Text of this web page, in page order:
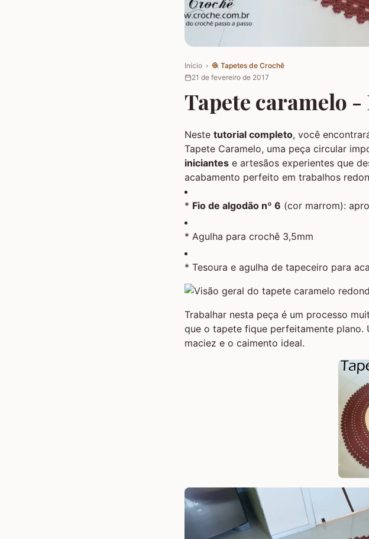
Início › 🧶 Tapetes de Crochê
21 de fevereiro de 2017
Tapete caramelo -
Neste tutorial completo, você
Tapete Caramelo, uma peça circular
iniciantes e artesãos experientes que
acabamento perfeito em trabalhos
* Fio de algodão nº 6 (cor marrom):
* Agulha para crochê 3,5mm
* Tesoura e agulha de tapeceiro para
Trabalhar nesta peça é um processo
que o tapete fique perfeitamente
maciez e o caimento ideal.